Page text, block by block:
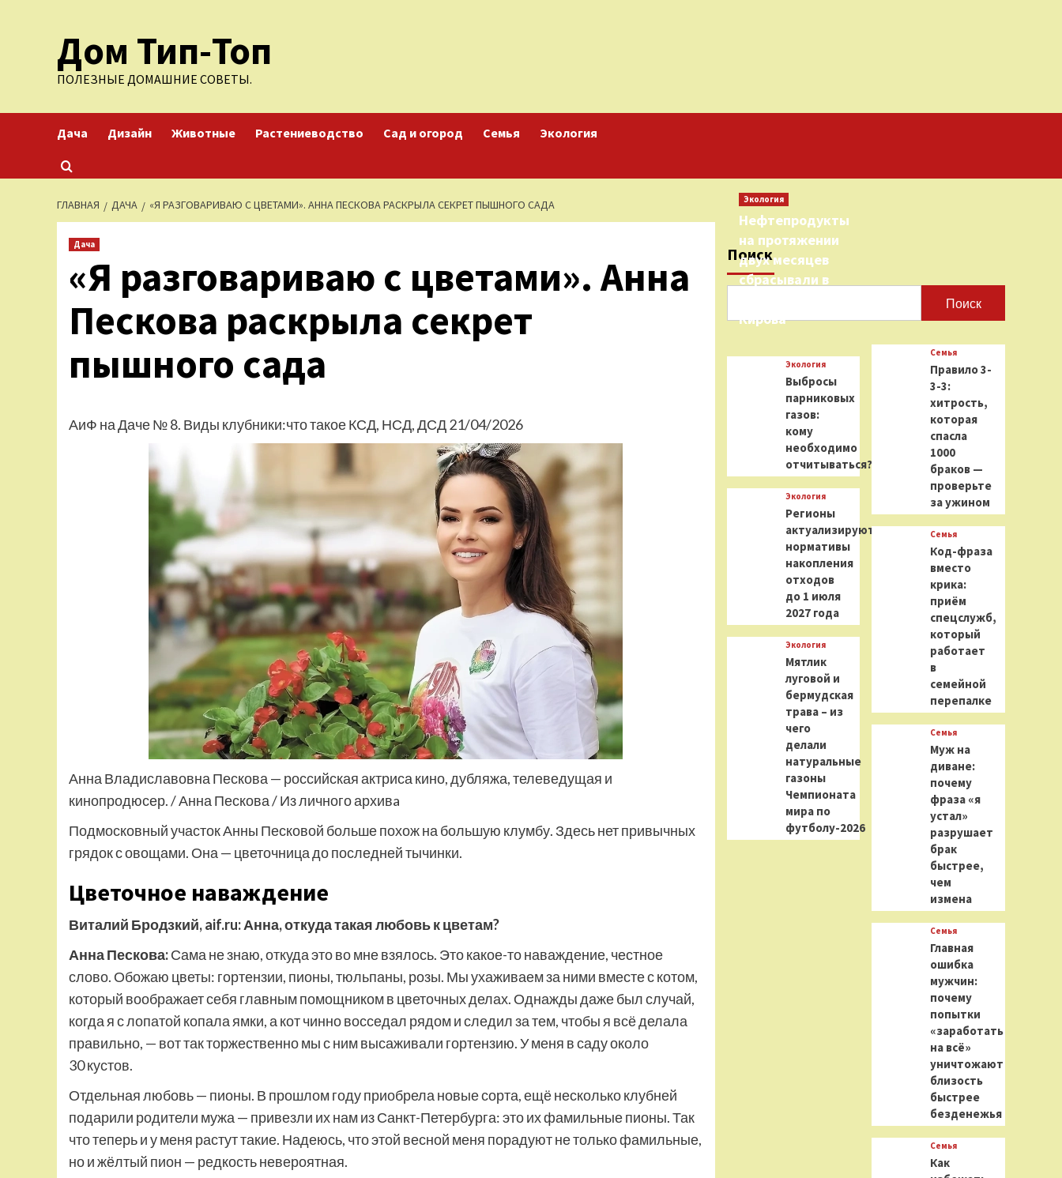
содержимомуДом Тип-Топ
ПОЛЕЗНЫЕ ДОМАШНИЕ СОВЕТЫ.
Дача Дизайн Животные Растениеводство Сад и огород Семья Экология
ГЛАВНАЯ ДАЧА «Я РАЗГОВАРИВАЮ С ЦВЕТАМИ». АННА ПЕСКОВА РАСКРЫЛА СЕКРЕТ ПЫШНОГО САДА
Дача
«Я разговариваю с цветами». Анна
Пескова раскрыла секрет
пышного сада
АиФ на Даче № 8. Виды клубники:что такое КСД, НСД, ДСД 21/04/2026
Анна Владиславовна Пескова — российская актриса кино, дубляжа, телеведущая и
кинопродюсер. / Анна Пескова / Из личного архивa
Подмосковный участок Анны Песковой больше похож на большую клумбу. Здесь нет привычных
грядок с овощами. Она — цветочница до последней тычинки.
Цветочное наваждение
Виталий Бродзкий, aif.ru: Анна, откуда такая любовь к цветам?
Анна Пескова:Сама не знаю, откуда это во мне взялось. Это какое-то наваждение, чест­ное
слово. Обожаю цветы: гортензии, пионы, тюльпаны, розы. Мы ухаживаем за ними вместе с котом,
который воображает себя главным помощником в цветочных делах. Однажды даже был случай,
когда я с лопатой копала ямки, а кот чинно восседал рядом и следил за тем, чтобы я всё делала
правильно, — вот так торжественно мы с ним высаживали гортензию. У меня в саду около
30 кустов.
Отдельная любовь — пионы. В прош­лом году приобрела новые сорта, ещё несколько клубней
подарили родители мужа — привезли их нам из Санкт-Петербурга: это их фамильные пионы. Так
что теперь и у меня растут такие. Надеюсь, что этой весной меня порадуют не только фамильные,
но и жёлтый пион — редкость невероятная.
Поиск
Поиск
Экология
Нефтепродукты
на протяжении
двух месяцев
сбрасывали в
Кирова
Экология
Выбросы
парниковых
газов:
кому
необходимо
отчитываться?
Экология
Регионы
актуализируют
нормативы
накопления
отходов
до 1 июля
2027 года
Экология
Мятлик
луговой и
бермудская
трава – из
чего
делали
натуральные
газоны
Чемпионата
мира по
футболу-2026
Семья
Правило 3-
3-3:
хитрость,
которая
спасла
1000
браков —
проверьте
за ужином
Семья
Код-фраза
вместо
крика:
приём
спецслужб,
который
работает
в
семейной
перепалке
Семья
Муж на
диване:
почему
фраза «я
устал»
разрушает
брак
быстрее,
чем
измена
Семья
Главная
ошибка
мужчин:
почему
попытки
«заработать
на всё»
уничтожают
близость
быстрее
безденежья
Семья
Как